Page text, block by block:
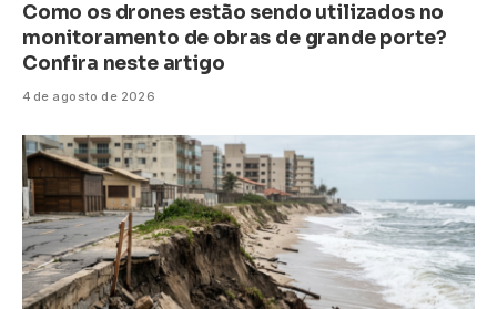
Como os drones estão sendo utilizados no
monitoramento de obras de grande porte?
Confira neste artigo
4 de agosto de 2026